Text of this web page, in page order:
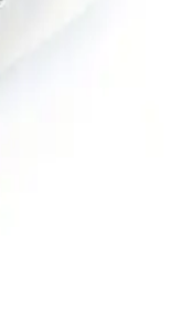
çıkışı ve dayanıklı
ütüleme deneyimi
Ütü:
Özellikleri
şık tasarımıyla